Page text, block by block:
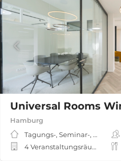
Universal Rooms
Hamburg
Tagungs-, Seminar-,
4 Veranstaltungsräume